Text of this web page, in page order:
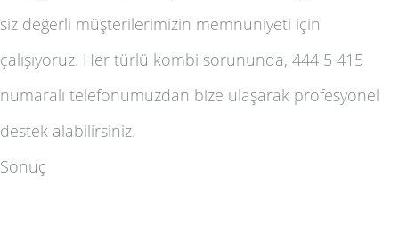
siz değerli müşterilerimizin memnuniyeti için
çalışıyoruz. Her türlü kombi sorununda, 444 5 415
numaralı telefonumuzdan bize ulaşarak profesyonel
destek alabilirsiniz.
Sonuç